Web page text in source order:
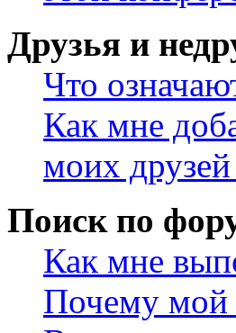
Друзья и
Что
Как мне
моих
Поиск по
Как мне
Почему мой